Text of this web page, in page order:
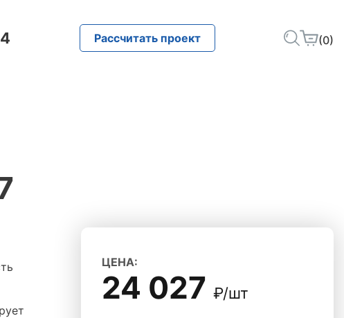
Рассчитать проект (0)
ЦЕНА:
24 027 ₽/шт